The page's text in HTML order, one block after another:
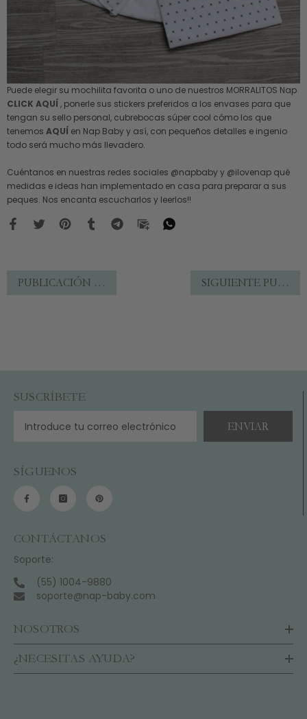
Puede elegir su mochilita favorita o uno de nuestros MORRALITOS Nap
CLICK AQUÍ, ponerle sus stickers preferidos a los envases para que
tengan su sello personal, cubrebocas súper cool cómo los que
tenemos AQUÍ en Nap Baby y así, con pequeños detalles e ingenio
todo será mucho más llevadero.
Cuéntanos en nuestras redes sociales @napbaby y @ilovenap qué
medidas e ideas han implementado en casa para preparar a sus
peques. Nos encanta escucharlos y leerlos!!
PUBLICACIÓN ANTERIOR SIGUIENTE PUBLICACIÓN
SUSCRÍBETE
ENVIAR
SÍGUENOS
CONTÁCTANOS
Soporte:
(55) 1004-9880
soporte@nap-baby.com
NOSOTROS
¿NECESITAS AYUDA?